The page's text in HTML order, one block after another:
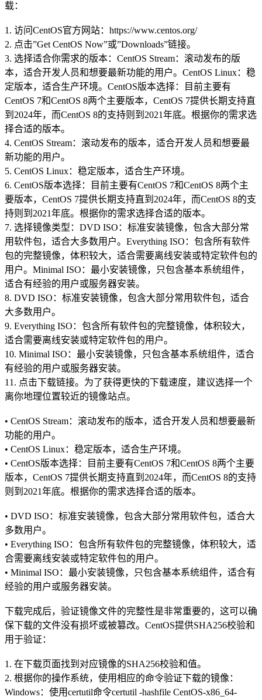
载：
1. 访问CentOS官方网站：https://www.centos.org/
2. 点击”Get CentOS Now”或”Downloads”链接。
3. 选择适合你需求的版本：CentOS Stream：滚动发布的版
本，适合开发人员和想要最新功能的用户。CentOS Linux：稳
定版本，适合生产环境。CentOS版本选择：目前主要有
CentOS 7和CentOS 8两个主要版本，CentOS 7提供长期支持直
到2024年，而CentOS 8的支持则到2021年底。根据你的需求选
择合适的版本。
4. CentOS Stream：滚动发布的版本，适合开发人员和想要最
新功能的用户。
5. CentOS Linux：稳定版本，适合生产环境。
6. CentOS版本选择：目前主要有CentOS 7和CentOS 8两个主
要版本，CentOS 7提供长期支持直到2024年，而CentOS 8的支
持则到2021年底。根据你的需求选择合适的版本。
7. 选择镜像类型：DVD ISO：标准安装镜像，包含大部分常
用软件包，适合大多数用户。Everything ISO：包含所有软件
包的完整镜像，体积较大，适合需要离线安装或特定软件包的
用户。Minimal ISO：最小安装镜像，只包含基本系统组件，
适合有经验的用户或服务器安装。
8. DVD ISO：标准安装镜像，包含大部分常用软件包，适合
大多数用户。
9. Everything ISO：包含所有软件包的完整镜像，体积较大，
适合需要离线安装或特定软件包的用户。
10. Minimal ISO：最小安装镜像，只包含基本系统组件，适合
有经验的用户或服务器安装。
11. 点击下载链接。为了获得更快的下载速度，建议选择一个
离你地理位置较近的镜像站点。
• CentOS Stream：滚动发布的版本，适合开发人员和想要最新
功能的用户。
• CentOS Linux：稳定版本，适合生产环境。
• CentOS版本选择：目前主要有CentOS 7和CentOS 8两个主要
版本，CentOS 7提供长期支持直到2024年，而CentOS 8的支持
则到2021年底。根据你的需求选择合适的版本。
• DVD ISO：标准安装镜像，包含大部分常用软件包，适合大
多数用户。
• Everything ISO：包含所有软件包的完整镜像，体积较大，适
合需要离线安装或特定软件包的用户。
• Minimal ISO：最小安装镜像，只包含基本系统组件，适合有
经验的用户或服务器安装。
下载完成后，验证镜像文件的完整性是非常重要的，这可以确
保下载的文件没有损坏或被篡改。CentOS提供SHA256校验和
用于验证：
1. 在下载页面找到对应镜像的SHA256校验和值。
2. 根据你的操作系统，使用相应的命令验证下载的镜像：
Windows：使用certutil命令certutil -hashfile CentOS-x86_64-